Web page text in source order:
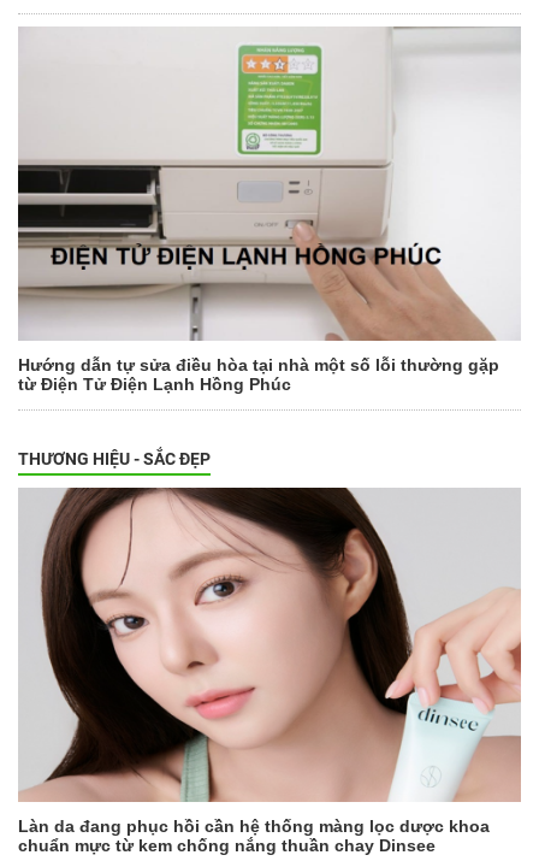
Hướng dẫn tự sửa điều hòa tại nhà một số lỗi thường gặp
từ Điện Tử Điện Lạnh Hồng Phúc
THƯƠNG HIỆU - SẮC ĐẸP
Làn da đang phục hồi cần hệ thống màng lọc dược khoa
chuẩn mực từ kem chống nắng thuần chay Dinsee